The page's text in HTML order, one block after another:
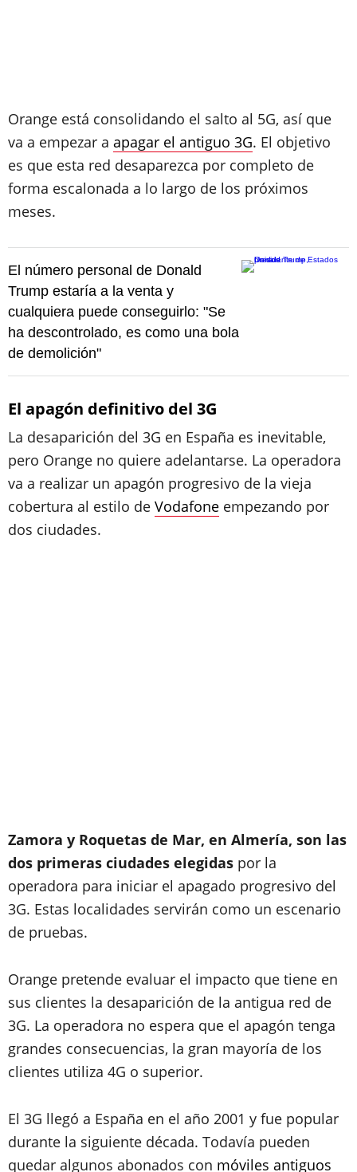
Orange está consolidando el salto al 5G, así que
va a empezar a apagar el antiguo 3G. El objetivo
es que esta red desaparezca por completo de
forma escalonada a lo largo de los próximos
meses.
El número personal de Donald
Trump estaría a la venta y
cualquiera puede conseguirlo: "Se
ha descontrolado, es como una bola
de demolición"
El apagón definitivo del 3G
La desaparición del 3G en España es inevitable,
pero Orange no quiere adelantarse. La operadora
va a realizar un apagón progresivo de la vieja
cobertura al estilo de Vodafone empezando por
dos ciudades.
Zamora y Roquetas de Mar, en Almería, son las
dos primeras ciudades elegidas por la
operadora para iniciar el apagado progresivo del
3G. Estas localidades servirán como un escenario
de pruebas.
Orange pretende evaluar el impacto que tiene en
sus clientes la desaparición de la antigua red de
3G. La operadora no espera que el apagón tenga
grandes consecuencias, la gran mayoría de los
clientes utiliza 4G o superior.
El 3G llegó a España en el año 2001 y fue popular
durante la siguiente década. Todavía pueden
quedar algunos abonados con móviles antiguos